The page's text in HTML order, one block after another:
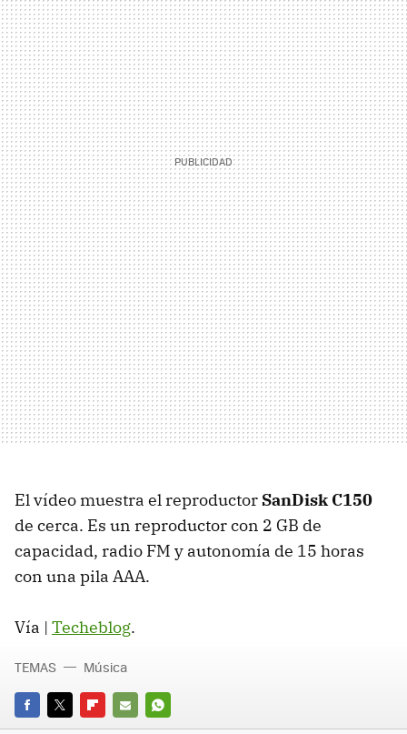
El vídeo muestra el reproductor SanDisk C150
de cerca. Es un reproductor con 2 GB de
capacidad, radio FM y autonomía de 15 horas
con una pila AAA.
Vía | Techeblog.
FACEBOOK
TWITTERFLIPBOARD
E- WHATSAPP
TEMAS Música